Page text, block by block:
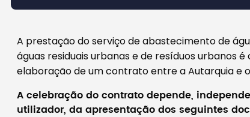
A prestação do serviço de abastecimento de
águas residuais urbanas e de resíduos urbanos
elaboração de um contrato entre a Autarquia e
A celebração do contrato depende,
utilizador, da apresentação dos seguintes